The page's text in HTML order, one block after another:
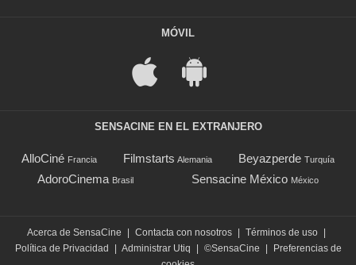
MÓVIL
SENSACINE EN EL EXTRANJERO
AlloCiné Francia Filmstarts Alemania Beyazperde Turquía
AdoroCinema Brasil Sensacine México México
Acerca de SensaCine | Contacta con nosotros | Términos de uso |
Política de Privacidad
| Administrar Utiq | ©SensaCine |
Preferencias de